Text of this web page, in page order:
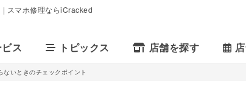
スマホ修理ならiCracked
ス トピックス 店舗を探す
いときのチェックポイント